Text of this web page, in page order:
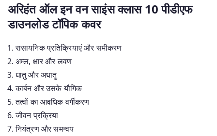
अरिहंत ऑल इन वन साइंस क्लास 10 पीडीएफ
डाउनलोड टॉपिक कवर
रासायनिक प्रतिक्रियाएं और समीकरण
अम्ल, क्षार और लवण
धातु और अधातु
कार्बन और उसके यौगिक
तत्वों का आवधिक वर्गीकरण
जीवन प्रक्रिया
नियंत्रण और समन्वय